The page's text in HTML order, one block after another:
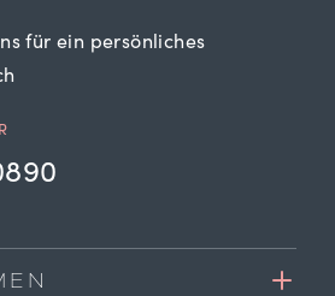
für ein persönliches